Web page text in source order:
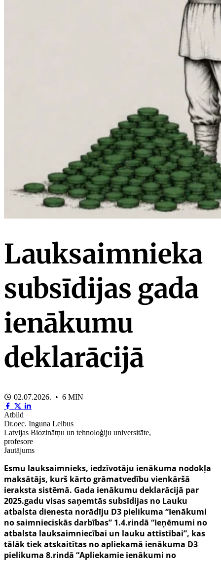
Lauksaimnieka
subsīdijas gada
ienākumu
deklarācijā
02.07.2026. • 6 MIN
Atbild
Dr.oec. Inguna Leibus
Latvijas Biozinātņu un tehnoloģiju universitāte,
profesore
Jautājums
Esmu lauksaimnieks, iedzīvotāju ienākuma nodokļa
maksātājs, kurš kārto grāmatvedību vienkāršā
ieraksta sistēmā. Gada ienākumu deklarācijā par
2025.gadu visas saņemtās subsīdijas no Lauku
atbalsta dienesta norādīju D3 pielikuma “Ienākumi
no saimnieciskās darbības” 1.4.rindā “Ieņēmumi no
atbalsta lauksaimniecībai un lauku attīstībai”, kas
tālāk tiek atskaitītas no apliekamā ienākuma D3
pielikuma 8.rindā “Apliekamie ienākumi no